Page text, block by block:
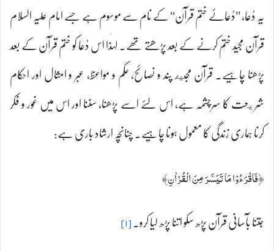
یہ دُعا، ’’دُعائے ختم قرآن‘‘ کے نام سے موسوم ہے جسے امام علیہ السلام
قرآن مجید ختم کرنے کے بعد پڑھتے تھے۔ لہٰذا اس دُعا کو ختم قرآن کے بعد
پڑھنا چاہیے۔ قرآن مجيد پند و نصائح، حکم و مواعظ، عبر و امثال اور احکام
شريعت کا سرچشمہ ہے، اس لئے اسے پڑھنا، سننا اور اس میں غور و فکر
کرنا ہماری زندگی کا معمول ہونا چاہیے۔ چنانچہ ارشاد باری ہے:
﴿فَاقْرَءُوْا مَا تَيَسَّرَ مِنَ الْقُرْاٰنِ﴾
جتنا بآسانی قرآن پڑھ سکو اتنا پڑھ لیا کرو۔[۱]